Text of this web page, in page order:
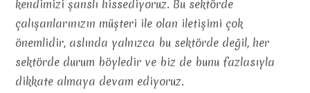
kendimizi şanslı hissediyoruz. Bu sektörde
çalışanlarınızın müşteri ile olan iletişimi çok
önemlidir, aslında yalnızca bu sektörde değil, her
sektörde durum böyledir ve biz de bunu fazlasıyla
dikkate almaya devam ediyoruz.